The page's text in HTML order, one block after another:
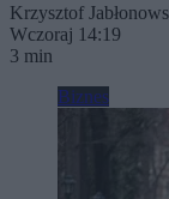
Krzysztof
Wczoraj 14:19
3 min
Biznes